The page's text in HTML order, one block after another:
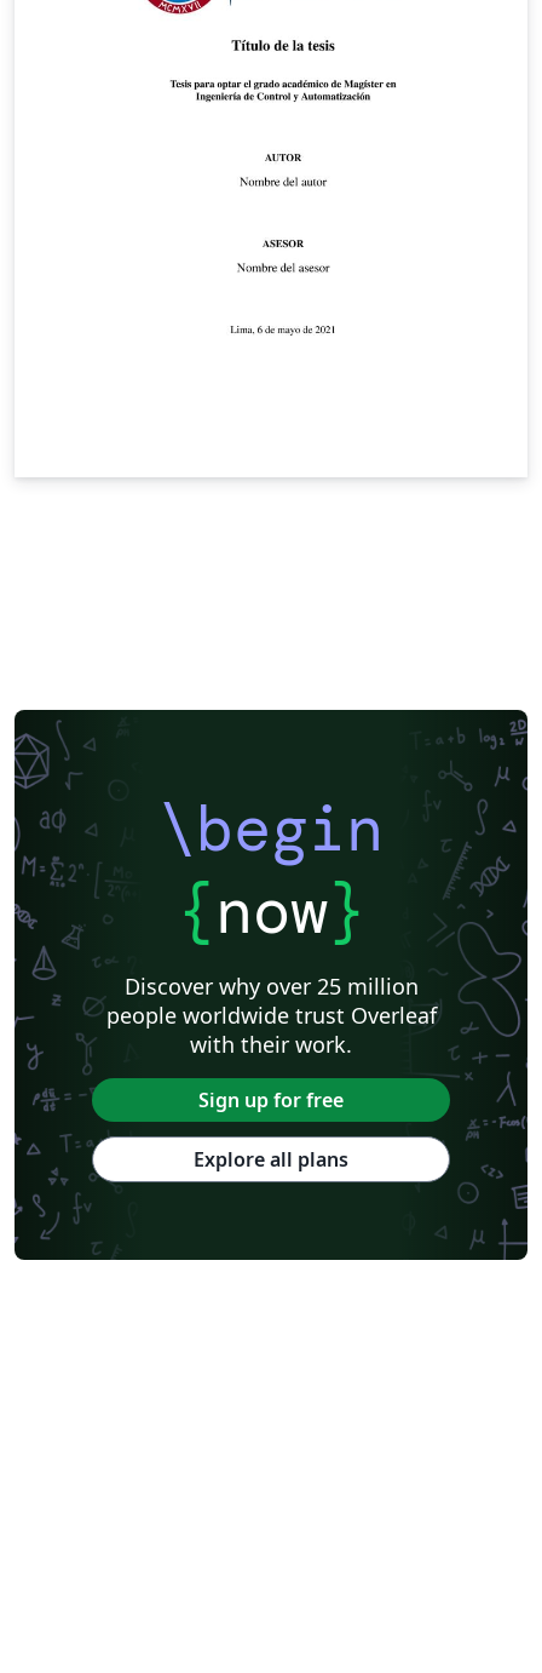
\begin
{now}
Discover why over 25 million
people worldwide trust Overleaf
with their work.
Sign up for free
Explore all plans